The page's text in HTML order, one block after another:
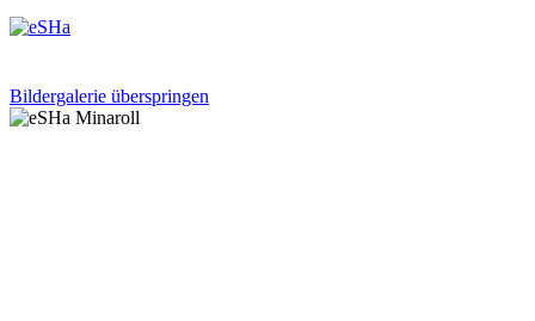
Bildergalerie überspringen